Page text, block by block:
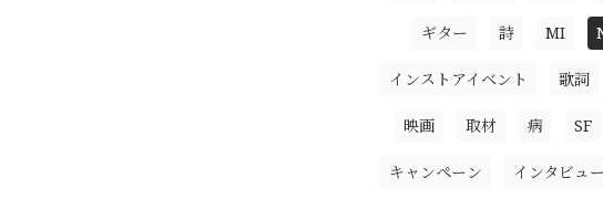
ギター 詩 MI
インストアイベント 歌詞
映画 取材 病 SF
キャンペーン インタビュー